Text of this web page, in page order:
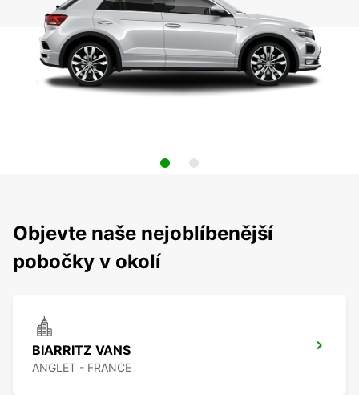
Objevte naše nejoblíbenější
pobočky v okolí
BIARRITZ VANS
ANGLET - FRANCE